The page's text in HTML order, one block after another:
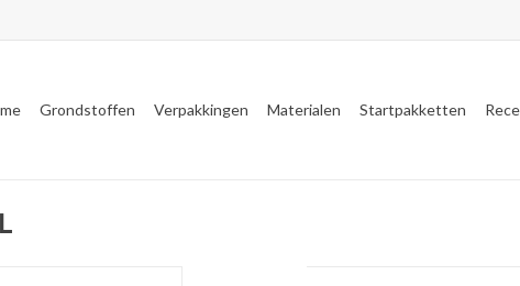
Grondstoffen Verpakkingen Materialen Startpakketten